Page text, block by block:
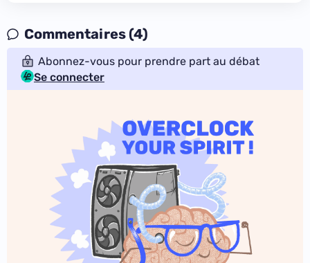
Commentaires (4)
Abonnez-vous pour prendre part au débat
Se connecter